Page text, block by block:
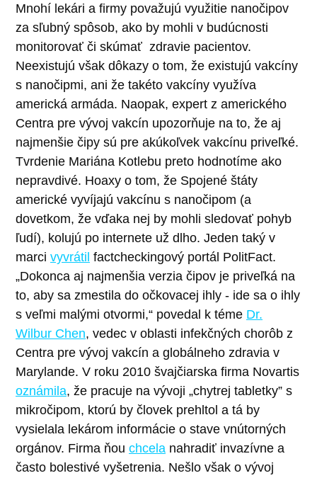
Mnohí lekári a firmy považujú využitie nanočipov
za sľubný spôsob, ako by mohli v budúcnosti
monitorovať či skúmať zdravie pacientov.
Neexistujú však dôkazy o tom, že existujú vakcíny
s nanočipmi, ani že takéto vakcíny využíva
americká armáda. Naopak, expert z amerického
Centra pre vývoj vakcín upozorňuje na to, že aj
najmenšie čipy sú pre akúkoľvek vakcínu priveľké.
Tvrdenie Mariána Kotlebu preto hodnotíme ako
nepravdivé. Hoaxy o tom, že Spojené štáty
americké vyvíjajú vakcínu s nanočipom (a
dovetkom, že vďaka nej by mohli sledovať pohyb
ľudí), kolujú po internete už dlho. Jeden taký v
marci vyvrátil factcheckingový portál PolitFact.
„Dokonca aj najmenšia verzia čipov je priveľká na
to, aby sa zmestila do očkovacej ihly - ide sa o ihly
s veľmi malými otvormi,“ povedal k téme Dr.
Wilbur Chen, vedec v oblasti infekčných chorôb z
Centra pre vývoj vakcín a globálneho zdravia v
Marylande. V roku 2010 švajčiarska firma Novartis
oznámila, že pracuje na vývoji „chytrej tabletky” s
mikročipom, ktorú by človek prehltol a tá by
vysielala lekárom informácie o stave vnútorných
orgánov. Firma ňou chcela nahradiť invazívne a
často bolestivé vyšetrenia. Nešlo však o vývoj